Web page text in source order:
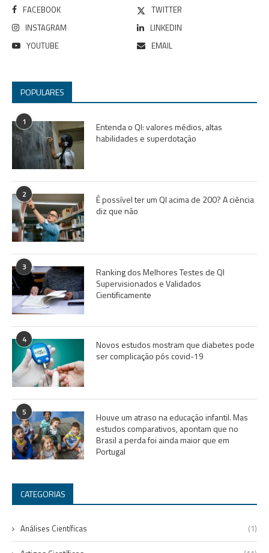
FACEBOOK
TWITTER
INSTAGRAM
LINKEDIN
YOUTUBE
EMAIL
POPULARES
1
Entenda o QI: valores médios, altas
habilidades e superdotação
2
É possível ter um QI acima de 200? A ciência
diz que não
3
Ranking dos Melhores Testes de QI
Supervisionados e Validados
Cientificamente
4
Novos estudos mostram que diabetes pode
ser complicação pós covid-19
5
Houve um atraso na educação infantil. Mas
estudos comparativos, apontam que no
Brasil a perda foi ainda maior que em
Portugal
CATEGORIAS
Análises Científicas (1)